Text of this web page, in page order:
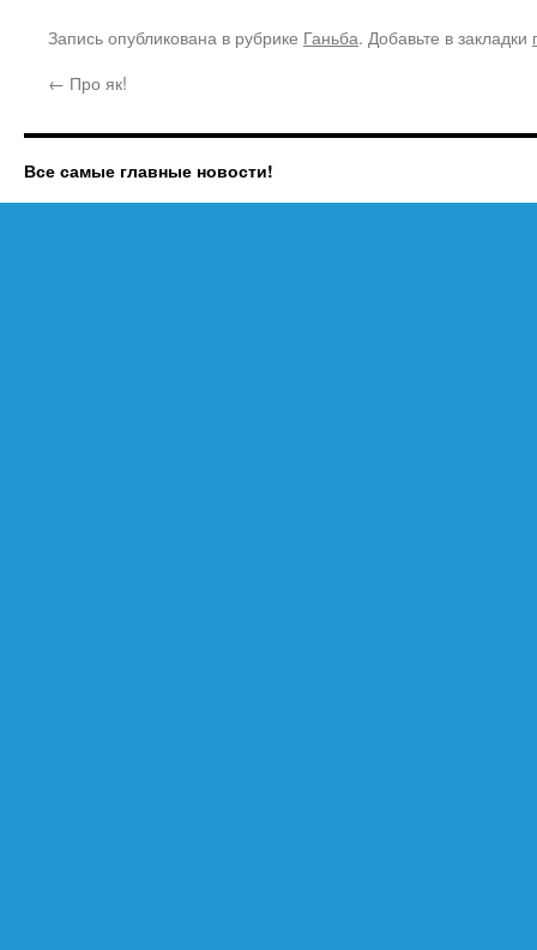
Запись опубликована в рубрике Ганьба. Добавьте в закладки
← Про як!
Все самые главные новости!